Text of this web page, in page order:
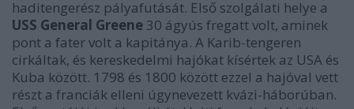
haditengerész pályafutását. Első szolgálati helye a
USS General Greene 30 ágyús fregatt volt, aminek
pont a fater volt a kapitánya. A Karib-tengeren
cirkáltak, és kereskedelmi hajókat kísértek az USA és
Kuba között. 1798 és 1800 között ezzel a hajóval vett
részt a franciák elleni úgynevezett kvázi-háborúban.